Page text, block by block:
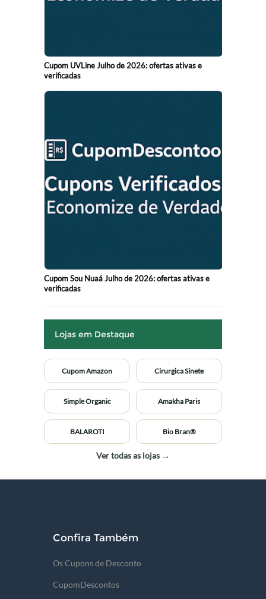
Cupom UVLine Julho de 2026: ofertas ativas e
verificadas
Cupom Sou Nuaá Julho de 2026: ofertas ativas e
verificadas
Lojas em Destaque
Cupom Amazon Cirurgica Sinete
Simple Organic Amakha Paris
BALAROTI Bio Bran®
Ver todas as lojas →
Confira Também
Os Cupons de Desconto
CupomDescontos